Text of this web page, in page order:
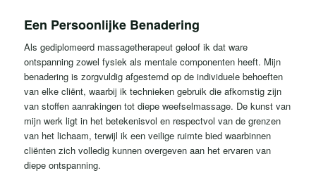
Een Persoonlijke Benadering
Als gediplomeerd massagetherapeut geloof ik dat ware
ontspanning zowel fysiek als mentale componenten heeft. Mijn
benadering is zorgvuldig afgestemd op de individuele behoeften
van elke cliënt, waarbij ik technieken gebruik die afkomstig zijn
van stoffen aanrakingen tot diepe weefselmassage. De kunst van
mijn werk ligt in het betekenisvol en respectvol van de grenzen
van het lichaam, terwijl ik een veilige ruimte bied waarbinnen
cliënten zich volledig kunnen overgeven aan het ervaren van
diepe ontspanning.